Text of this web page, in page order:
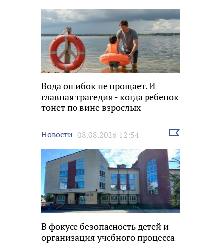
Вода ошибок не прощает. И
главная трагедия - когда ребенок
тонет по вине взрослых
Новости 08.08.2026 12:54
Выбрать
В фокусе безопасность детей и
организация учебного процесса